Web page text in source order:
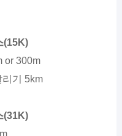
(15K)
or 300m
리기 5km
(31K)